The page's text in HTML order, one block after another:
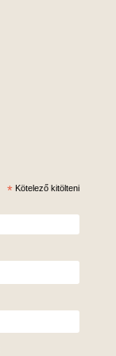
* Kötelező kitölteni